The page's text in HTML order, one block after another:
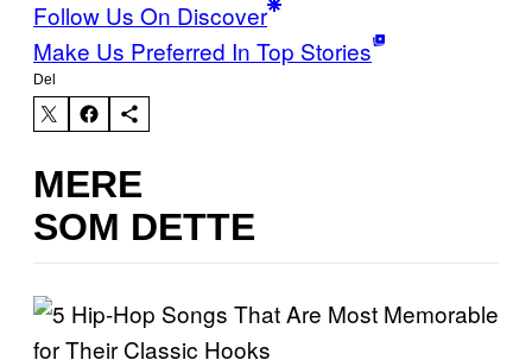
Follow Us On Discover
Make Us Preferred In Top Stories
Del
MERE
SOM DETTE